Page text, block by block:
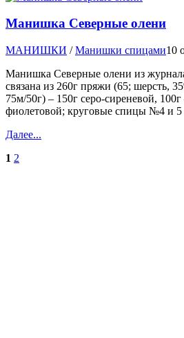
Манишка Северные олени
МАНИШКИ /Манишки спицами10
Манишка Северные олени из
связана из 260г пряжи (65; шерсть,
75м/50г) – 150г серо-сиреневой,
фиолетовой; круговые спицы №4 и
Далее...
1 2